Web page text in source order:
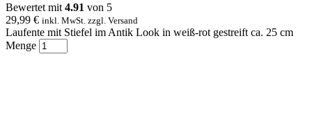
Bewertet mit 4.91 von 5
29,99 € inkl. MwSt. zzgl. Versand
Laufente mit Stiefel im Antik Look in weiß-rot gestreift ca. 25 cm
Menge